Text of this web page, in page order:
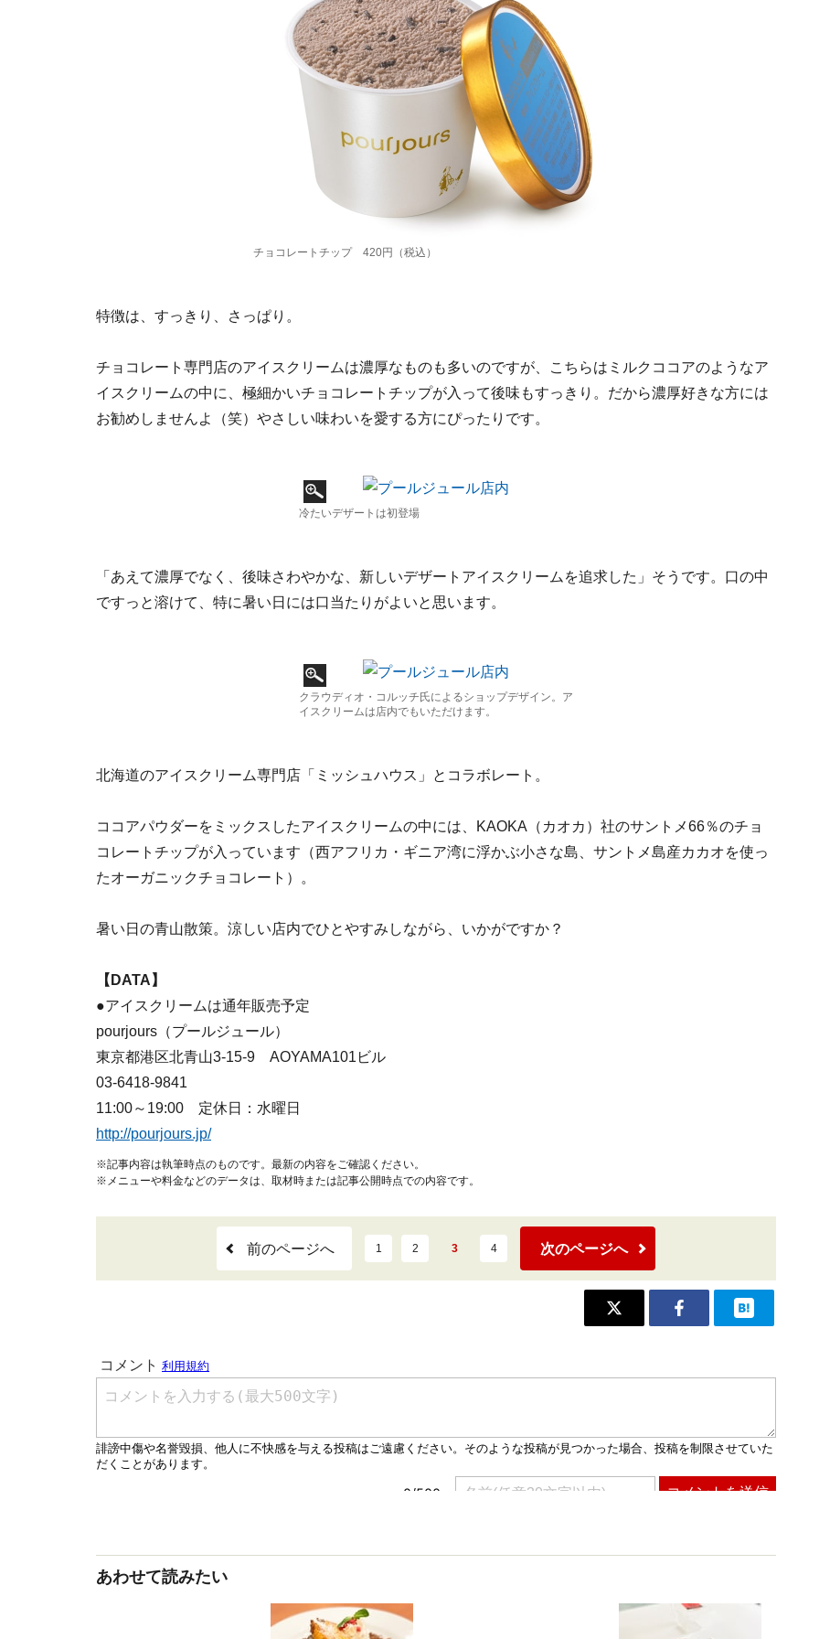
チョコレートチップ 420円（税込）
特徴は、すっきり、さっぱり。
チョコレート専門店のアイスクリームは濃厚なものも多いのですが、こちらはミルクココアのようなア
イスクリームの中に、極細かいチョコレートチップが入って後味もすっきり。だから濃厚好きな方には
お勧めしませんよ（笑）やさしい味わいを愛する方にぴったりです。
冷たいデザートは初登場
「あえて濃厚でなく、後味さわやかな、新しいデザートアイスクリームを追求した」そうです。口の中
ですっと溶けて、特に暑い日には口当たりがよいと思います。
クラウディオ・コルッチ氏によるショップデザイン。ア
イスクリームは店内でもいただけます。
北海道のアイスクリーム専門店「ミッシュハウス」とコラボレート。
ココアパウダーをミックスしたアイスクリームの中には、KAOKA（カオカ）社のサントメ66％のチョ
コレートチップが入っています（西アフリカ・ギニア湾に浮かぶ小さな島、サントメ島産カカオを使っ
たオーガニックチョコレート）。
暑い日の青山散策。涼しい店内でひとやすみしながら、いかがですか？
【DATA】
●アイスクリームは通年販売予定
pourjours（プールジュール）
東京都港区北青山3-15-9 AOYAMA101ビル
03-6418-9841
11:00～19:00 定休日：水曜日
http://pourjours.jp/
※記事内容は執筆時点のものです。最新の内容をご確認ください。
※メニューや料金などのデータは、取材時または記事公開時点での内容です。
前のページへ 1 2 3 4 次のページへ
あわせて読みたい